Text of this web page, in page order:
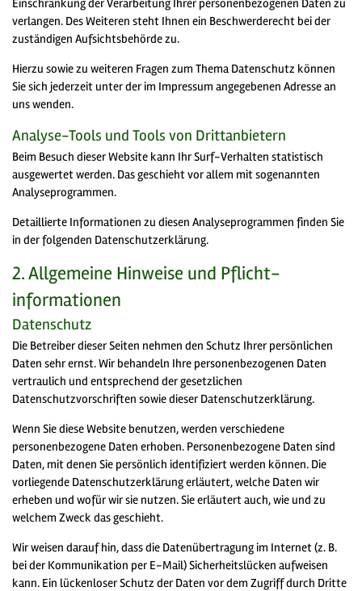
Einschränkung der Verarbeitung Ihrer personenbezogenen Daten zu
verlangen. Des Weiteren steht Ihnen ein Beschwerderecht bei der
zuständigen Aufsichtsbehörde zu.
Hierzu sowie zu weiteren Fragen zum Thema Datenschutz können
Sie sich jederzeit unter der im Impressum angegebenen Adresse an
uns wenden.
Analyse-Tools und Tools von Dritt­anbietern
Beim Besuch dieser Website kann Ihr Surf-Verhalten statistisch
ausgewertet werden. Das geschieht vor allem mit sogenannten
Analyseprogrammen.
Detaillierte Informationen zu diesen Analyseprogrammen finden Sie
in der folgenden Datenschutzerklärung.
2. Allgemeine Hinweise und Pflicht­
informationen
Datenschutz
Die Betreiber dieser Seiten nehmen den Schutz Ihrer persönlichen
Daten sehr ernst. Wir behandeln Ihre personenbezogenen Daten
vertraulich und entsprechend der gesetzlichen
Datenschutzvorschriften sowie dieser Datenschutzerklärung.
Wenn Sie diese Website benutzen, werden verschiedene
personenbezogene Daten erhoben. Personenbezogene Daten sind
Daten, mit denen Sie persönlich identifiziert werden können. Die
vorliegende Datenschutzerklärung erläutert, welche Daten wir
erheben und wofür wir sie nutzen. Sie erläutert auch, wie und zu
welchem Zweck das geschieht.
Wir weisen darauf hin, dass die Datenübertragung im Internet (z. B.
bei der Kommunikation per E-Mail) Sicherheitslücken aufweisen
kann. Ein lückenloser Schutz der Daten vor dem Zugriff durch Dritte